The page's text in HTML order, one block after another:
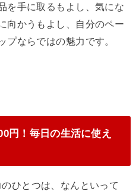
を手に取るもよし、気にな
向かうもよし、自分のペー
プならではの魅力です。
円！毎日の生活に使え
ひとつは、なんといって